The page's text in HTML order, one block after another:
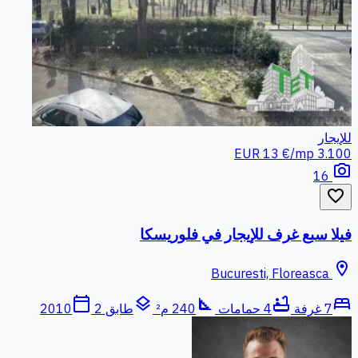
للإيجار
3.100 EUR
13 €/mp
photo_camera
favorite_border
فيلا سبع غرف للإيجار في فلوريسكا
location_on
bed7 غرفة bathtub4 حمامات square_foot 240 م² layers طابق 2 calendar_today
2010